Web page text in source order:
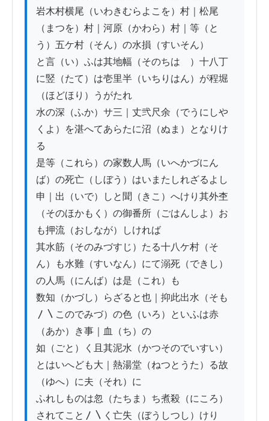
岩木村横尾（いわきむらよこを）村｜松尾
（まつを）村｜河原（かわら）村｜等（と
う）五ケ村（そん）の水損（すいそん）
と言（い）ふは其地幅（そのちはゞ）十八丁
に竪（たて）は壱里半（いちりはん）が程堀
（ほどほり）うがたれ
水の深（ふか）サ三｜丈弐尺余（でうにしや
くよ）を湛へてあらたに沼（ぬま）となりけ
る
是等（これら）の家数人馬（いへかづにん
ば）の死亡（しぼう）はいまたしれざるよし
申｜出（いで）しと聞（きこ）へけり其外杢
（そのほかもく）の御番所（ごはんしよ）お
も押流（おしなが）しければ
其水筋（そのみづすじ）たる十八ケ村（そ
ん）も水難（すいなん）にて溺死（できし）
の人馬（にんば）は是（これ）も
数知（かづし）らざると也｜抑此出水（そも
〳〵このでみづ）の色（いろ）といふは赤
（あか）き事｜血（ち）の
如（ごと）く且其泥水（かつそのでいすい）
とはいへども大｜熱湯堂（ねつとうた）る故
（ゆへ）に夫（それ）に
ふれしものは忽（たちま）ち煮殺（にころ）
されてこと〳〵く亡失（ぼうしつし）けり